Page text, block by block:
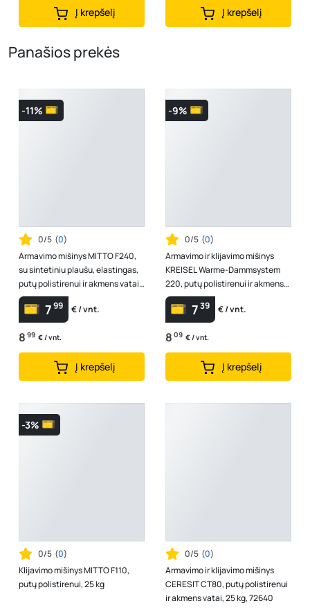
Į krepšelį Į krepšelį
Panašios prekės
-11%
0/5 (0)
Armavimo mišinys MITTO F240,
su sintetiniu plaušu, elastingas,
putų polistirenui ir akmens vatai,
25 kg
799 € / vnt.
8 99 € / vnt.
Į krepšelį
-9%
0/5 (0)
Armavimo ir klijavimo mišinys
KREISEL Warme-Dammsystem
220, putų polistirenui ir akmens
vatai, 25 kg
739 € / vnt.
8 09 € / vnt.
Į krepšelį
-3%
0/5 (0)
Klijavimo mišinys MITTO F110,
putų polistirenui, 25 kg
0/5 (0)
Armavimo ir klijavimo mišinys
CERESIT CT80, putų polistirenui
ir akmens vatai, 25 kg, 72640